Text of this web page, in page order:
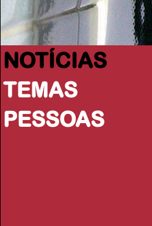
NOTÍCIAS
TEMAS
PESSOAS